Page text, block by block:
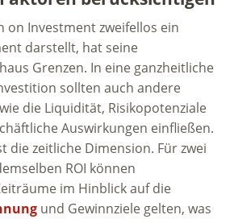
on Investment zweifellos ein
darstellt, hat seine
Grenzen. In eine ganzheitliche
sollten auch andere
die Liquidität, Risikopotenziale
Auswirkungen einfließen.
die zeitliche Dimension. Für zwei
ROI können
im Hinblick auf die
und Gewinnziele gelten, was